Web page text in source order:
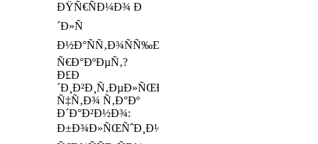
ÐŸÑ€ÑÐ¼Ð¾ Ð
´Ð»Ñ
Ð½Ð°ÑÑ‚Ð¾ÑÑ‰Ð¸Ñ…
Ñ€Ð°ÐºÐµÑ‚?
Ð£Ð
´Ð¸Ð²Ð¸Ñ‚ÐµÐ»ÑŒÐ½Ð¾,
Ñ‡Ñ‚Ð¾ Ñ‚Ð°Ðº
Ð´Ð°Ð²Ð½Ð¾:
Ð±Ð¾Ð»ÑŒÑˆÐ¸Ð½ÑÑ‚Ð²Ð¾